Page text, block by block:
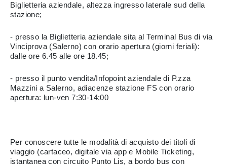
Biglietteria aziendale, altezza ingresso laterale sud della
stazione;
- presso la Biglietteria aziendale sita al Terminal Bus di via
Vinciprova (Salerno) con orario apertura (giorni feriali):
dalle ore 6.45 alle ore 18.45;
- presso il punto vendita/Infopoint aziendale di P.zza
Mazzini a Salerno, adiacenze stazione FS con orario
apertura: lun-ven 7:30-14:00
Per conoscere tutte le modalità di acquisto dei titoli di
viaggio (cartaceo, digitale via app e Mobile Ticketing,
istantanea con circuito Punto Lis, a bordo bus con